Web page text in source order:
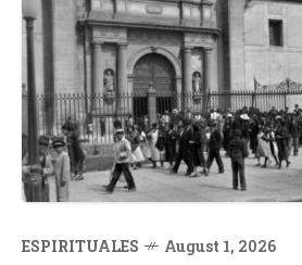
ESPIRITUALES August 1, 2026